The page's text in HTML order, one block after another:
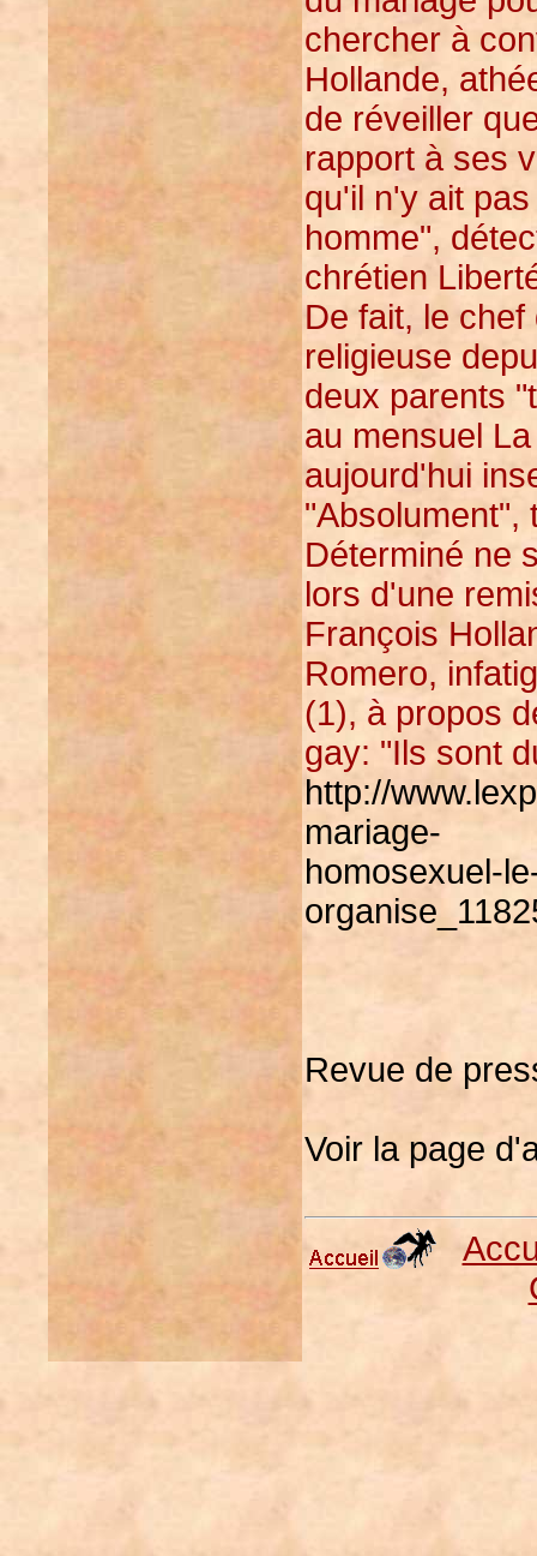
chercher à
Hollande,
de réveiller
rapport à ses
qu'il n'y ait
homme",
chrétien
De fait, le
religieuse
deux parents
au mensuel
aujourd'hui
"Absolument",
Déterminé ne
lors d'une
François
Romero,
(1), à propos
gay: "Ils sont
http://
mariage-
homosexuel-
Revue de
Voir la page